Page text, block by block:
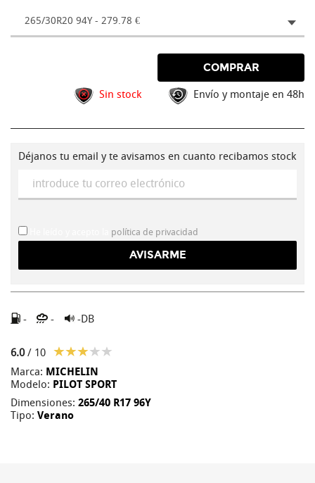
265/30R20 94Y - 279.78 €
COMPRAR
Sin stock Envío y montaje en 48h
Déjanos tu email y te avisamos en cuanto recibamos stock
política de privacidad
- - -DB
6.0/ 10
Marca: MICHELIN
Modelo: PILOT SPORT
Dimensiones: 265/40 R17 96Y
Tipo: Verano